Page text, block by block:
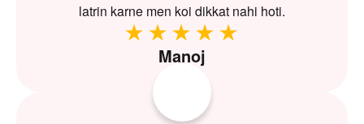
latrin karne men koi dikkat nahi hoti.
Manoj